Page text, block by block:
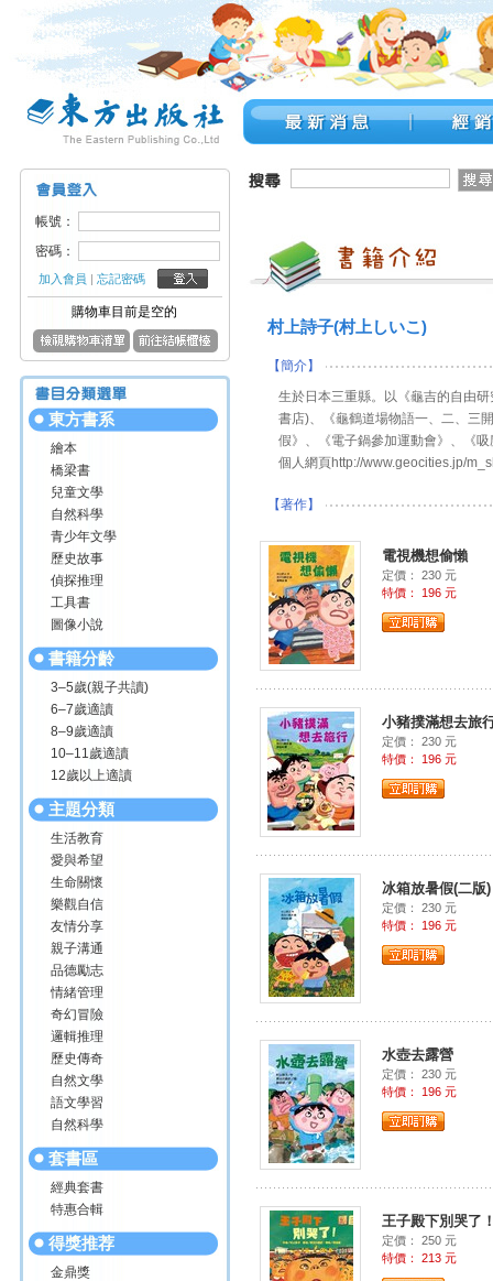
帳號：
密碼：
加入會員 |忘記密碼
購物車目前是空的
東方書系
繪本
橋梁書
兒童文學
自然科學
青少年文學
歷史故事
偵探推理
工具書
圖像小說
書籍分齡
3–5歲(親子共讀)
6–7歲適讀
8–9歲適讀
10–11歲適讀
12歲以上適讀
主題分類
生活教育
愛與希望
生命關懷
樂觀自信
友情分享
親子溝通
品德勵志
情緒管理
奇幻冒險
邏輯推理
歷史傳奇
自然文學
語文學習
自然科學
套書區
經典套書
特惠合輯
得獎推荐
金鼎獎
村上詩子(村上しいこ)
【簡介】
生於日本三重縣。以《龜吉的自由
書店)、《龜鶴道場物語一、二、三
假》、《電子鍋參加運動會》、《
個人網頁http://www.geocities.jp/
【著作】
電視機想偷懶
定價： 230 元
特價： 196 元
小豬撲滿想去旅
定價： 230 元
特價： 196 元
冰箱放暑假(二版)
定價： 230 元
特價： 196 元
水壺去露營
定價： 230 元
特價： 196 元
王子殿下別哭了
定價： 250 元
特價： 213 元